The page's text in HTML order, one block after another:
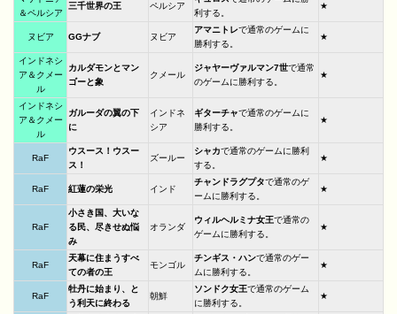
＆ペルシア
三千世界の王 ペルシア
利する。
★
ヌビア GGナブ ヌビア
アマニトレで通常のゲームに
勝利する。
★
インドネシ
ア＆クメー
ル
カルダモンとマン
ゴーと象
クメール
ジャヤーヴァルマン7世で通常
のゲームに勝利する。
★
インドネシ
ア＆クメー
ル
ガルーダの翼の下
に
インドネ
シア
ギターチャで通常のゲームに
勝利する。
★
RaF
ウスース！ウスー
ス！
ズールー
シャカで通常のゲームに勝利
する。
★
RaF 紅蓮の栄光 インド
チャンドラグプタで通常のゲ
ームに勝利する。
★
RaF
小さき国、大いな
る民、尽きせぬ悩
み
オランダ
ウィルヘルミナ女王で通常の
ゲームに勝利する。
★
RaF
天幕に住まうすべ
ての者の王
モンゴル
チンギス・ハンで通常のゲー
ムに勝利する。
★
RaF
牡丹に始まり、と
う利天に終わる
朝鮮
ソンドク女王で通常のゲーム
に勝利する。
★